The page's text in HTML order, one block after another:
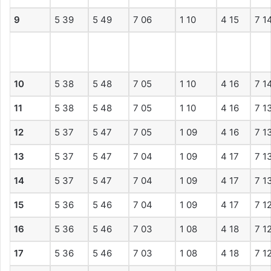
9 5 39 5 49 7 06 1 10 4 15 7
10 5 38 5 48 7 05 1 10 4 16 7
11 5 38 5 48 7 05 1 10 4 16 7
12 5 37 5 47 7 05 1 09 4 16 7
13 5 37 5 47 7 04 1 09 4 17 7
14 5 37 5 47 7 04 1 09 4 17 7
15 5 36 5 46 7 04 1 09 4 17 7
16 5 36 5 46 7 03 1 08 4 18 7
17 5 36 5 46 7 03 1 08 4 18 7